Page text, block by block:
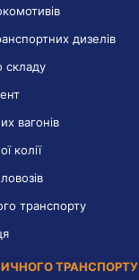
дизелів
складу
вагонів
колії
транспорту
ТРАНСПОРТУ